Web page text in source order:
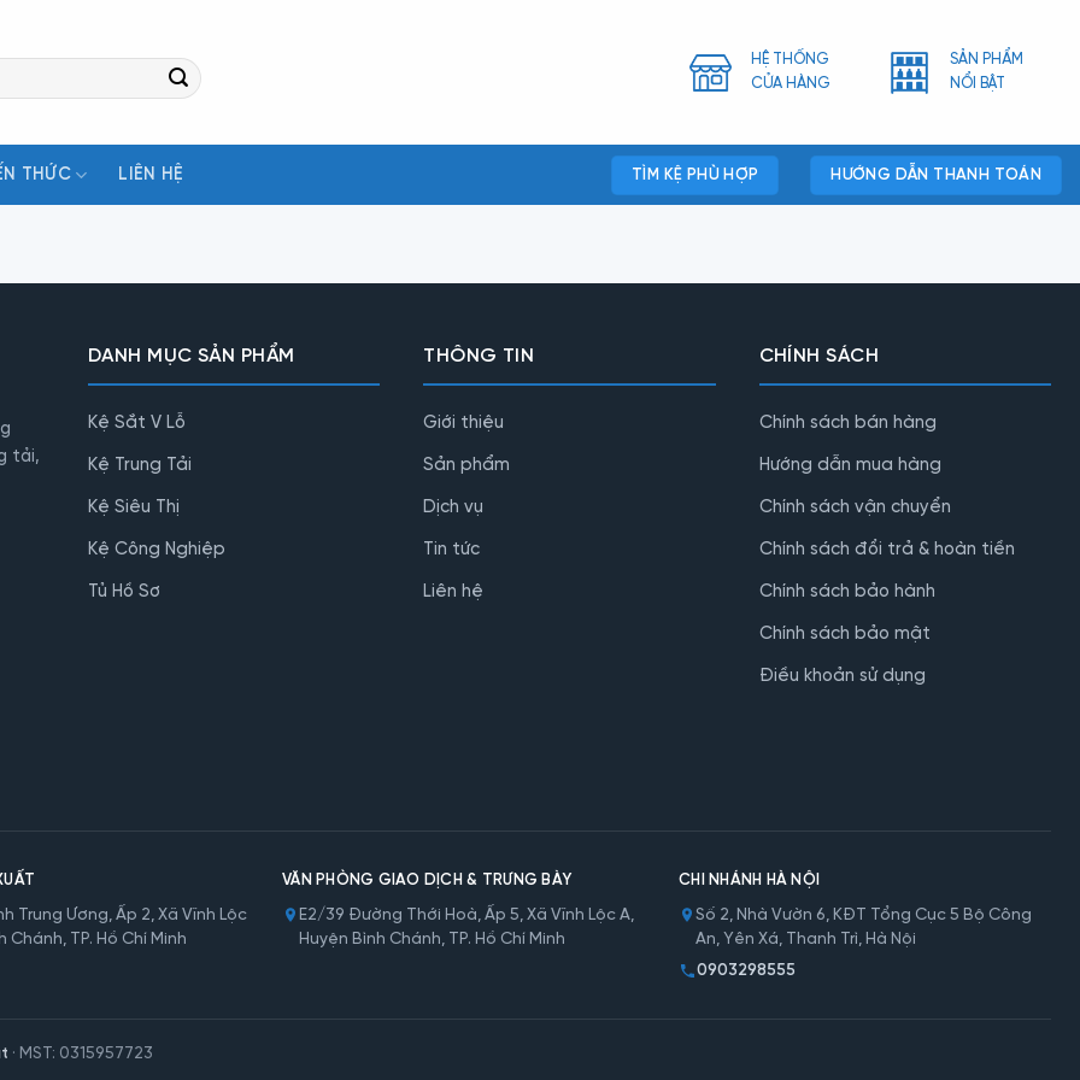
HỆ THỐNG
CỬA HÀNG
SẢN PHẨM
NỔI BẬT
THỨC LIÊN HỆ TÌM KỆ PHÙ HỢP HƯỚNG DẪN THANH TOÁN
tải,
DANH MỤC SẢN PHẨM
Kệ Sắt V Lỗ
Kệ Trung Tải
Kệ Siêu Thị
Kệ Công Nghiệp
Tủ Hồ Sơ
THÔNG TIN
Giới thiệu
Sản phẩm
Dịch vụ
Tin tức
Liên hệ
CHÍNH SÁCH
Chính sách bán hàng
Hướng dẫn mua hàng
Chính sách vận chuyển
Chính sách đổi trả & hoàn tiền
Chính sách bảo hành
Chính sách bảo mật
Điều khoản sử dụng
Trung Ương, Ấp 2, Xã Vĩnh Lộc
Chánh, TP. Hồ Chí Minh
VĂN PHÒNG GIAO DỊCH & TRƯNG BÀY
E2/39 Đường Thới Hoà, Ấp 5, Xã Vĩnh Lộc A,
Huyện Bình Chánh, TP. Hồ Chí Minh
CHI NHÁNH HÀ NỘI
Số 2, Nhà Vườn 6, KĐT Tổng Cục 5 Bộ Công
An, Yên Xá, Thanh Trì, Hà Nội
0903298555
· MST: 0315957723